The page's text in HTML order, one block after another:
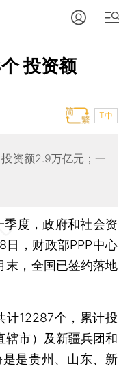
投资额
T中
资额2.9万亿元；一
季度，政府和社会资
日，财政部PPP中心
末，全国已签约落地
12287个，累计投
辖市）及新疆兵团和
是贵州、山东、新